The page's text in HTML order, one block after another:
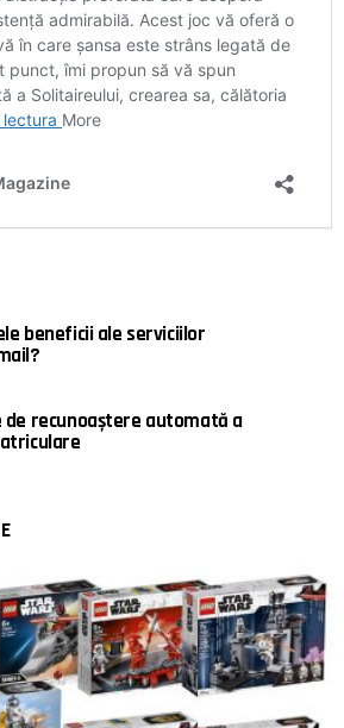
beneficii ale serviciilor
recunoaștere automată a